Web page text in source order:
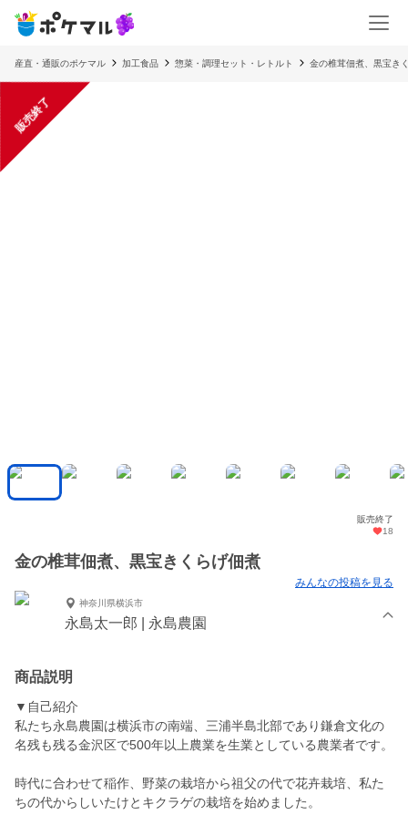
産直・通販のポケマル 加工食品 惣菜・調理セット・レトルト 金の椎茸佃煮、黒宝き
販売終了
販売終了
18
金の椎茸佃煮、黒宝きくらげ佃煮
みんなの投稿を見る
神奈川県横浜市
永島太一郎 | 永島農園
商品説明
▼自己紹介
私たち永島農園は横浜市の南端、三浦半島北部であり鎌倉文化の
名残も残る金沢区で500年以上農業を生業としている農業者です。
時代に合わせて稲作、野菜の栽培から祖父の代で花卉栽培、私た
ちの代からしいたけとキクラゲの栽培を始めました。